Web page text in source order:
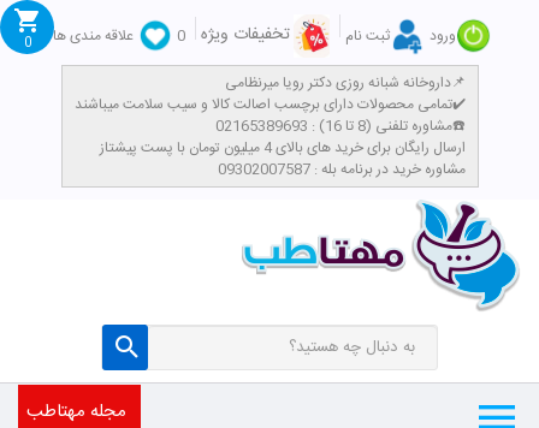
ورود ثبت نام تخفیفات ویژه 0
علاقه مندی ها
داروخانه شبانه روزی دکتر رویا میرنظامی📌
تمامی محصولات دارای برچسب اصالت کالا و سیب سلامت میباشند✔️
مشاوره تلفنی (8 تا 16) : 02165389693☎️
​ارسال رایگان برای خرید های بالای 4 میلیون تومان با پست پیشتاز
مشاوره خرید در برنامه بله : 09302007587
0
مجله مهتاطب